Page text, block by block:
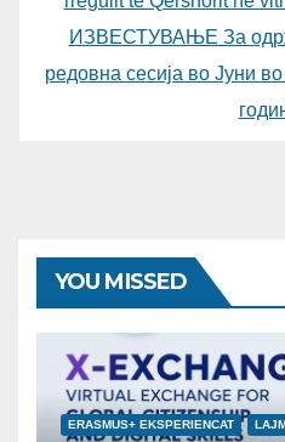
ИЗВЕСТУВАЊЕ За
редовна сесија во Јуни
YOU MISSED
ERASMUS+ EKSPERIENCAT